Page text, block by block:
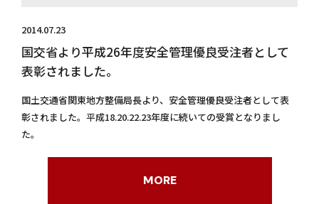
2014.07.23
国交省より平成26年度安全管理優良受注者として
表彰されました。
国土交通省関東地方整備局長より、安全管理優良受注者として表
彰されました。平成18.20.22.23年度に続いての受賞となりまし
た。
MORE